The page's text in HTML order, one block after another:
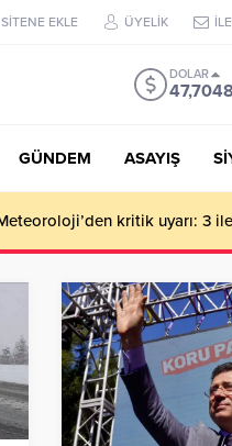
SİTENE EKLE ÜYELİK
DOLAR
47,7048
GÜNDEM ASAYIŞ
kritik uyarı: 3